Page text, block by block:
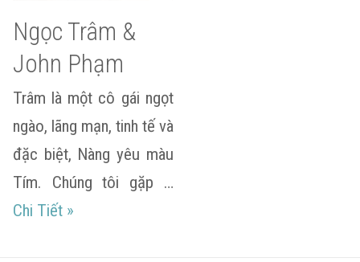
Ngọc Trâm &
John Phạm
Trâm là một cô gái ngọt
ngào, lãng mạn, tinh tế và
đặc biệt, Nàng yêu màu
Tím. Chúng tôi gặp …
Chi Tiết Ngọc Trâm & John Phạm
»